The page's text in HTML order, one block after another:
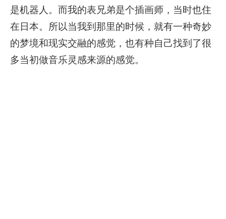
是机器人。而我的表兄弟是个插画师，当时也住
在日本。所以当我到那里的时候，就有一种奇妙
的梦境和现实交融的感觉，也有种自己找到了很
多当初做音乐灵感来源的感觉。